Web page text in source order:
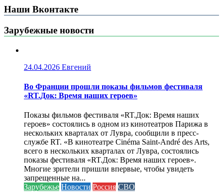
Наши Вконтакте
Зарубежные новости
24.04.2026 Евгений
Во Франции прошли показы фильмов фестиваля
«RT.Док: Время наших героев»
Показы фильмов фестиваля «RT.Док: Время наших
героев» состоялись в одном из кинотеатров Парижа в
нескольких кварталах от Лувра, сообщили в пресс-
службе RT. «В кинотеатре Cinéma Saint-André des Arts,
всего в нескольких кварталах от Лувра, состоялись
показы фестиваля «RT.Док: Время наших героев».
Многие зрители пришли впервые, чтобы увидеть
запрещенные на...
Зарубежье Новости Россия СВО